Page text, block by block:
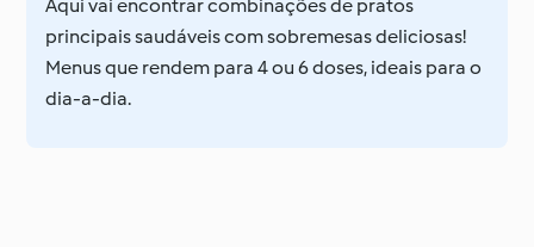
Aqui vai encontrar combinações de pratos
principais saudáveis com sobremesas deliciosas!
Menus que rendem para 4 ou 6 doses, ideais para o
dia-a-dia.